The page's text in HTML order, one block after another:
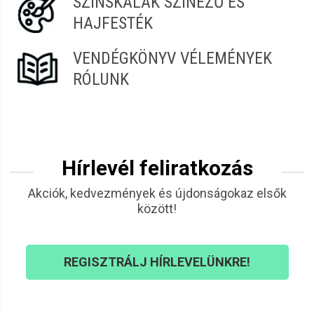
HAJFESTÉK
VENDÉGKÖNYV VÉLEMÉNYEK
RÓLUNK
Hírlevél feliratkozás
Akciók, kedvezmények és újdonságokaz elsők
között!
REGISZTRÁLJ HÍRLEVELÜNKRE!